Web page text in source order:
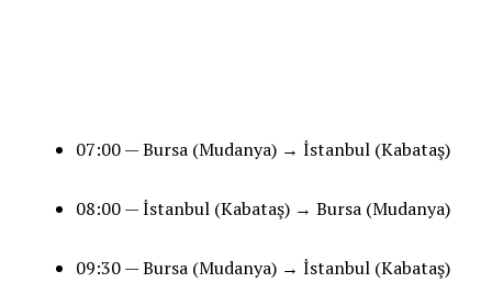
07:00 — Bursa (Mudanya) → İstanbul (Kabataş)
08:00 — İstanbul (Kabataş) → Bursa (Mudanya)
09:30 — Bursa (Mudanya) → İstanbul (Kabataş)